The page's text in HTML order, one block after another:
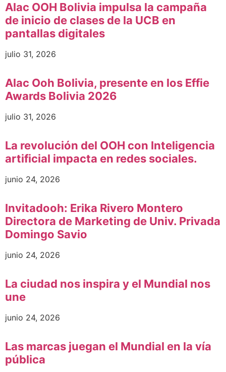
Alac OOH Bolivia impulsa la campaña
de inicio de clases de la UCB en
pantallas digitales
julio 31, 2026
Alac Ooh Bolivia, presente en los Effie
Awards Bolivia 2026
julio 31, 2026
La revolución del OOH con Inteligencia
artificial impacta en redes sociales.
junio 24, 2026
Invitadooh: Erika Rivero Montero
Directora de Marketing de Univ. Privada
Domingo Savio
junio 24, 2026
La ciudad nos inspira y el Mundial nos
une
junio 24, 2026
Las marcas juegan el Mundial en la vía
pública